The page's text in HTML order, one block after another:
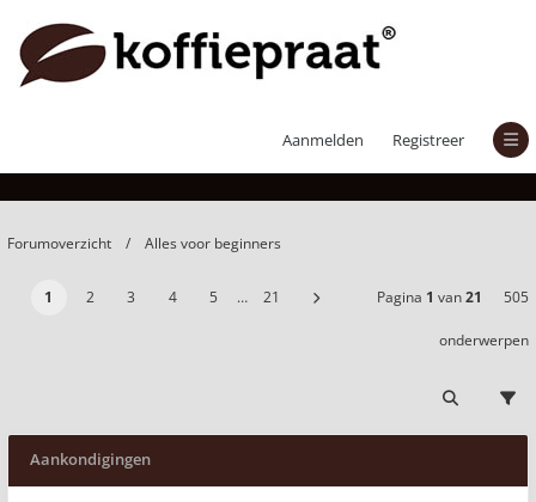
Aanmelden Registreer
Forumoverzicht Alles voor beginners
1 2 3 4 5 … 21 Pagina 1 van21 505
onderwerpen
Aankondigingen